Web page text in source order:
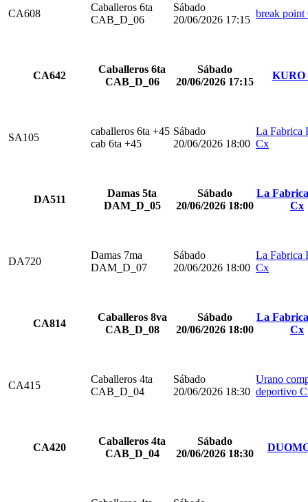
CA608
Caballeros 6ta
CAB_D_06
Sábado
20/06/2026 17:15
break point
CA642
Caballeros 6ta
CAB_D_06
Sábado
20/06/2026 17:15
KURO
SA105
caballeros 6ta +45
cab 6ta +45
Sábado
20/06/2026 18:00
La Fabrica
Cx
DA511
Damas 5ta
DAM_D_05
Sábado
20/06/2026 18:00
La
Cx
DA720
Damas 7ma
DAM_D_07
Sábado
20/06/2026 18:00
La Fabrica
Cx
CA814
Caballeros 8va
CAB_D_08
Sábado
20/06/2026 18:00
La
Cx
CA415
Caballeros 4ta
CAB_D_04
Sábado
20/06/2026 18:30
Urano
deportivo
CA420
Caballeros 4ta
CAB_D_04
Sábado
20/06/2026 18:30